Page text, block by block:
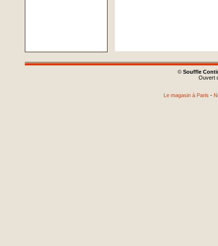
© Souffle
Ouvert
Le magasin à Paris -